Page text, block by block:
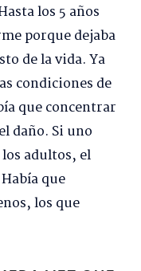
los 5 años
porque dejaba
de la vida. Ya
condiciones de
que concentrar
daño. Si uno
adultos, el
que
los que